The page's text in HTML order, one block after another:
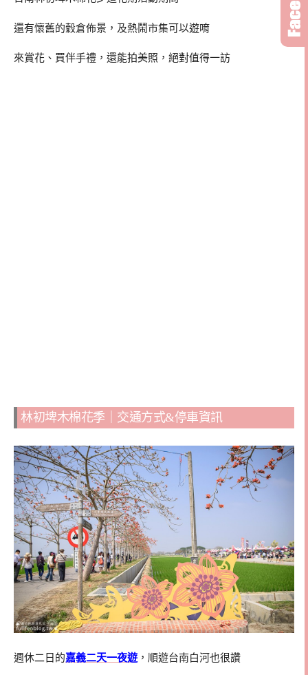
還有懷舊的穀倉佈景，及熱鬧市集可以遊唷
來賞花、買伴手禮，還能拍美照，絕對值得一訪
林初埤木棉花季｜交通方式&停車資訊
週休二日的嘉義二天一夜遊 ，順遊台南白河也很讚